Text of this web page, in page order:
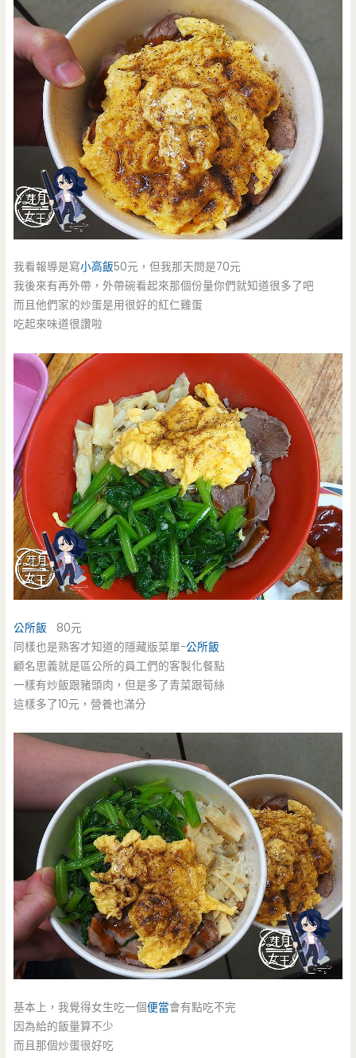
我看報導是寫小高飯50元，但我那天問是70元
我後來有再外帶，外帶碗看起來那個份量你們就知道很多了吧
而且他們家的炒蛋是用很好的紅仁雞蛋
吃起來味道很讚啦
公所飯 80元
同樣也是熟客才知道的隱藏版菜單-公所飯
顧名思義就是區公所的員工們的客製化餐點
一樣有炒飯跟豬頭肉，但是多了青菜跟筍絲
這樣多了10元，營養也滿分
基本上，我覺得女生吃一個便當會有點吃不完
因為給的飯量算不少
而且那個炒蛋很好吃